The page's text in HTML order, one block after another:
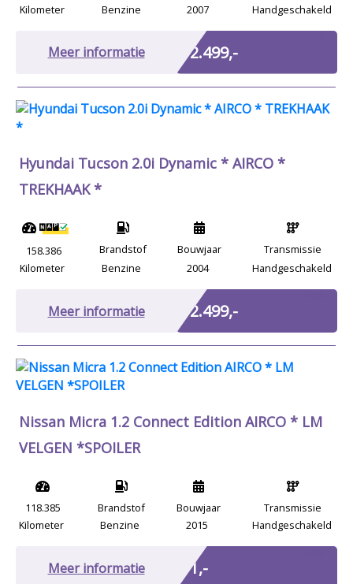
Kilometer
Benzine
2007
Handgeschakeld
Meer informatie € 2.499,-
Hyundai Tucson 2.0i Dynamic * AIRCO *
TREKHAAK *
158.386
Kilometer
Brandstof
Benzine
Bouwjaar
2004
Transmissie
Handgeschakeld
Meer informatie € 2.499,-
Nissan Micra 1.2 Connect Edition AIRCO * LM
VELGEN *SPOILER
118.385
Kilometer
Brandstof
Benzine
Bouwjaar
2015
Transmissie
Handgeschakeld
Meer informatie € 1,-